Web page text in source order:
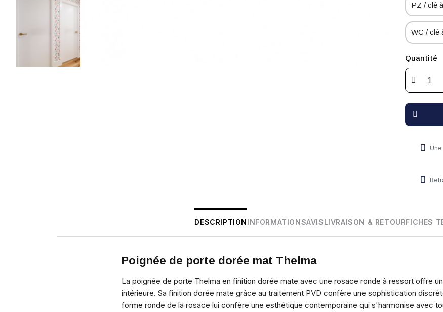
PZ / clé
WC / clé
Quantité
DESCRIPTIONINFORMATIONSAVISLIVRAISON & RETOURFICHES
Poignée de porte dorée mat Thelma
La poignée de porte Thelma en finition dorée mate avec une rosace ronde à ressort offre
intérieure. Sa finition dorée mate grâce au traitement PVD confère une sophistication
forme ronde de la rosace lui confère une esthétique contemporaine qui s'harmonise avec